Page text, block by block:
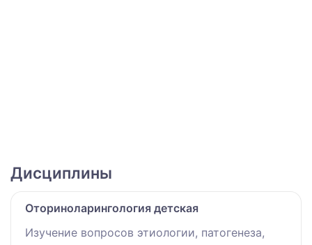
Дисциплины
Оториноларингология детская
Изучение вопросов этиологии, патогенеза,